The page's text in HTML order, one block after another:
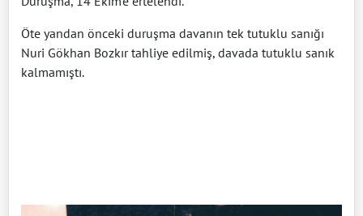
Öte yandan önceki duruşma davanın tek tutuklu sanığı
Nuri Gökhan Bozkır tahliye edilmiş, davada tutuklu sanık
kalmamıştı.